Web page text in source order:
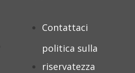
Contattaci
politica sulla
riservatezza